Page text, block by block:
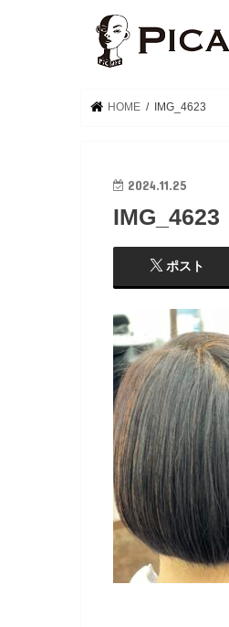
HOME IMG_4623
2024.11.25
IMG_4623
ポスト